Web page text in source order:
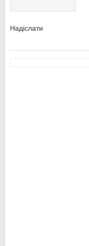
Надіслати